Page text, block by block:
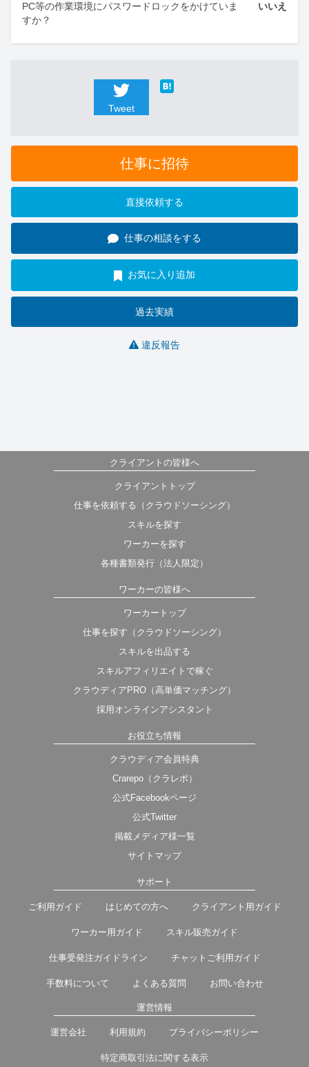
PC等の作業環境にパスワードロックをかけていま
すか？
いいえ
Tweet
仕事に招待
直接依頼する
仕事の相談をする
お気に入り追加
過去実績
違反報告
クライアントの皆様へ
クライアントトップ
仕事を依頼する（クラウドソーシング）
スキルを探す
ワーカーを探す
各種書類発行（法人限定）
ワーカーの皆様へ
ワーカートップ
仕事を探す（クラウドソーシング）
スキルを出品する
スキルアフィリエイトで稼ぐ
クラウディアPRO（高単価マッチング）
採用オンラインアシスタント
お役立ち情報
クラウディア会員特典
Crarepo（クラレポ）
公式Facebookページ
公式Twitter
掲載メディア様一覧
サイトマップ
サポート
ご利用ガイド はじめての方へ クライアント用ガイド
ワーカー用ガイド スキル販売ガイド
仕事受発注ガイドライン チャットご利用ガイド
手数料について よくある質問 お問い合わせ
運営情報
運営会社 利用規約 プライバシーポリシー
特定商取引法に関する表示